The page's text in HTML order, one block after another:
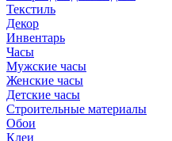
Текстиль
Декор
Инвентарь
Часы
Мужские часы
Женские часы
Детские часы
Строительные материалы
Обои
Клеи